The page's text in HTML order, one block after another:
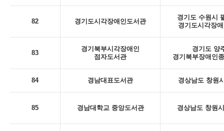
82 경기도시각장애인도서관
경기도 수원시
경기도시각장
83
경기북부시각장애인
점자도서관
경기도 양
경기북부장애인
84 경남대표도서관 경상남도 창원
85 경남대학교 중앙도서관 경상남도 창원